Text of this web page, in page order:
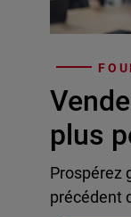
plus
Prospérez
précédent